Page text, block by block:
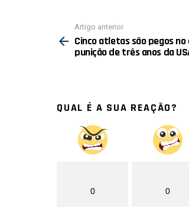
mais
Artigo anterior
Cinco atletas são pegos
punição de três anos da
QUAL É A SUA REAÇÃO?
0 0